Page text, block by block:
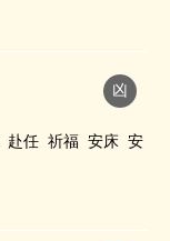
凶
赴任 祈福 安床 安